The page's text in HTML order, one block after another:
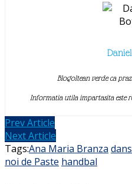
Blogoltean verde ca
Informatia utila impartasita este
Prev Article
Next Article
Tags:Ana Maria Branza
noi de Paste handbal